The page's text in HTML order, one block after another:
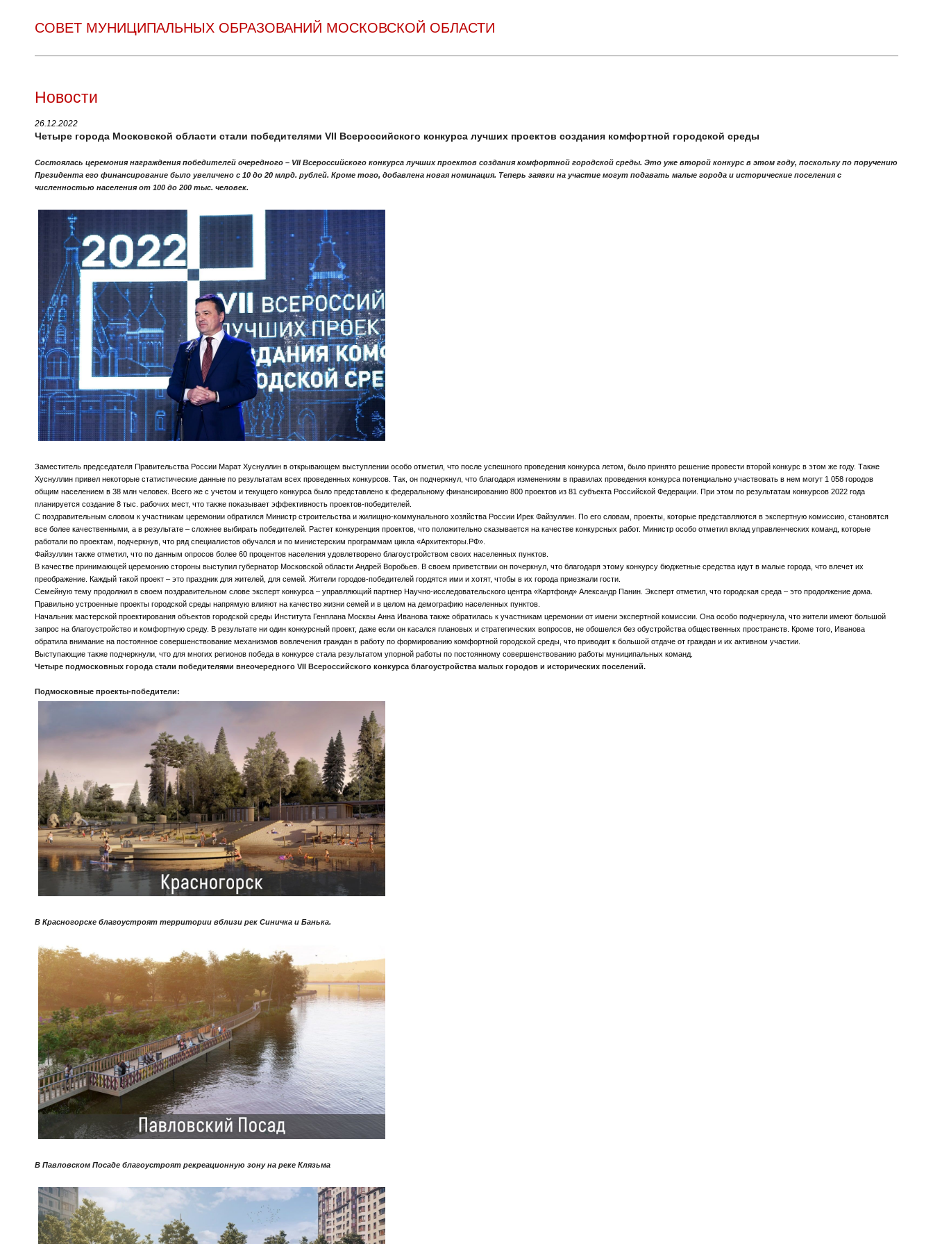
СОВЕТ МУНИЦИПАЛЬНЫХ ОБРАЗОВАНИЙ МОСКОВСКОЙ ОБЛАСТИ
Новости
26.12.2022
Четыре города Московской области стали победителями VII Всероссийского конкурса лучших проектов создания комфортной городской среды
Состоялась церемония награждения победителей очередного – VII Всероссийского конкурса лучших проектов создания комфортной городской среды. Это уже второй конкурс в этом году, поскольку по поручению
Президента его финансирование было увеличено с 10 до 20 млрд. рублей. Кроме того, добавлена новая номинация. Теперь заявки на участие могут подавать малые города и исторические поселения с
численностью населения от 100 до 200 тыс. человек.
Заместитель председателя Правительства России Марат Хуснуллин в открывающем выступлении особо отметил, что после успешного проведения конкурса летом, было принято решение провести второй конкурс в этом же году. Также
Хуснуллин привел некоторые статистические данные по результатам всех проведенных конкурсов. Так, он подчеркнул, что благодаря изменениям в правилах проведения конкурса потенциально участвовать в нем могут 1 058 городов
общим населением в 38 млн человек. Всего же с учетом и текущего конкурса было представлено к федеральному финансированию 800 проектов из 81 субъекта Российской Федерации. При этом по результатам конкурсов 2022 года
планируется создание 8 тыс. рабочих мест, что также показывает эффективность проектов-победителей.
С поздравительным словом к участникам церемонии обратился Министр строительства и жилищно-коммунального хозяйства России Ирек Файзуллин. По его словам, проекты, которые представляются в экспертную комиссию, становятся
все более качественными, а в результате – сложнее выбирать победителей. Растет конкуренция проектов, что положительно сказывается на качестве конкурсных работ. Министр особо отметил вклад управленческих команд, которые
работали по проектам, подчеркнув, что ряд специалистов обучался и по министерским программам цикла «Архитекторы.РФ».
Файзуллин также отметил, что по данным опросов более 60 процентов населения удовлетворено благоустройством своих населенных пунктов.
В качестве принимающей церемонию стороны выступил губернатор Московской области Андрей Воробьев. В своем приветствии он почеркнул, что благодаря этому конкурсу бюджетные средства идут в малые города, что влечет их
преображение. Каждый такой проект – это праздник для жителей, для семей. Жители городов-победителей гордятся ими и хотят, чтобы в их города приезжали гости.
Семейную тему продолжил в своем поздравительном слове эксперт конкурса – управляющий партнер Научно-исследовательского центра «Картфонд» Александр Панин. Эксперт отметил, что городская среда – это продолжение дома.
Правильно устроенные проекты городской среды напрямую влияют на качество жизни семей и в целом на демографию населенных пунктов.
Начальник мастерской проектирования объектов городской среды Института Генплана Москвы Анна Иванова также обратилась к участникам церемонии от имени экспертной комиссии. Она особо подчеркнула, что жители имеют большой
запрос на благоустройство и комфортную среду. В результате ни один конкурсный проект, даже если он касался плановых и стратегических вопросов, не обошелся без обустройства общественных пространств. Кроме того, Иванова
обратила внимание на постоянное совершенствование механизмов вовлечения граждан в работу по формированию комфортной городской среды, что приводит к большой отдаче от граждан и их активном участии.
Выступающие также подчеркнули, что для многих регионов победа в конкурсе стала результатом упорной работы по постоянному совершенствованию работы муниципальных команд.
Четыре подмосковных города стали победителями внеочередного VII Всероссийского конкурса благоустройства малых городов и исторических поселений.
Подмосковные проекты-победители:
В Красногорске благоустроят территории вблизи рек Синичка и Банька.
В Павловском Посаде благоустроят рекреационную зону на реке Клязьма